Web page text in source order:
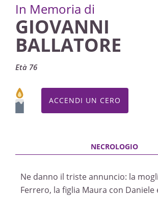
In Memoria di
GIOVANNI
BALLATORE
Età 76
ACCENDI UN CERO
Ne danno il triste annuncio: la
Ferrero, la figlia Maura con Daniele